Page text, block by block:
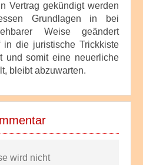
Vertrag gekündigt werden
Grundlagen in bei
Weise geändert
in die juristische Trickkiste
und somit eine neuerliche
bleibt abzuwarten.
wird nicht